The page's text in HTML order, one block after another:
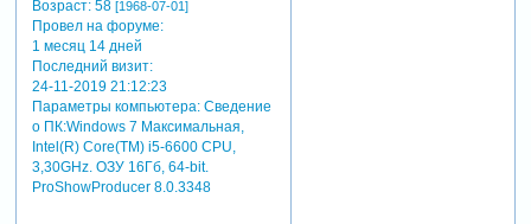
Возраст:58 [1968-07-01]
Провел на форуме:
1 месяц 14 дней
Последний визит:
24-11-2019 21:12:23
Параметры компьютера:Сведение
о ПК:Windows 7 Максимальная,
Intel(R) Core(TM) i5-6600 CPU,
3,30GHz. ОЗУ 16Гб, 64-bit.
ProShowProducer 8.0.3348